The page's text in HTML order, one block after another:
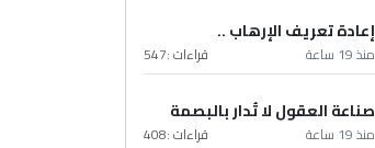
إعادة تعريف الإرهاب ..
منذ 19 ساعة قراءات :547
صناعة العقول لا تُدار بالبصمة
منذ 19 ساعة قراءات :408